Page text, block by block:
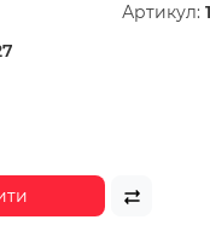
Артикул: